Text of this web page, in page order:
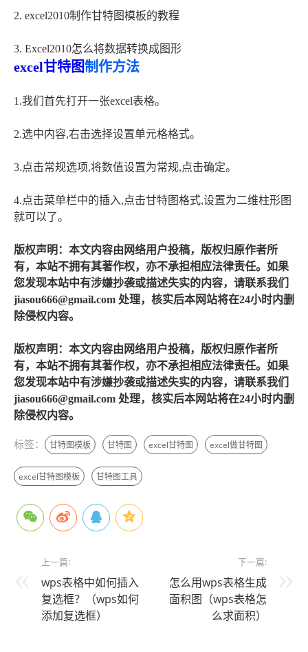
2. excel2010制作甘特图模板的教程
3. Excel2010怎么将数据转换成图形
excel甘特图制作方法
1.我们首先打开一张excel表格。
2.选中内容,右击选择设置单元格格式。
3.点击常规选项,将数值设置为常规,点击确定。
4.点击菜单栏中的插入,点击甘特图格式,设置为二维柱形图
就可以了。
版权声明：本文内容由网络用户投稿，版权归原作者所
有，本站不拥有其著作权，亦不承担相应法律责任。如果
您发现本站中有涉嫌抄袭或描述失实的内容，请联系我们
jiasou666@gmail.com 处理，核实后本网站将在24小时内删
除侵权内容。
版权声明：本文内容由网络用户投稿，版权归原作者所
有，本站不拥有其著作权，亦不承担相应法律责任。如果
您发现本站中有涉嫌抄袭或描述失实的内容，请联系我们
jiasou666@gmail.com 处理，核实后本网站将在24小时内删
除侵权内容。
标签： 甘特图模板 甘特图 excel甘特图 excel做甘特图
excel甘特图模板 甘特图工具
上一篇:
wps表格中如何插入
复选框？（wps如何
添加复选框）
下一篇:
怎么用wps表格生成
面积图（wps表格怎
么求面积）